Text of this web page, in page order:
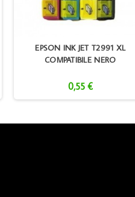
EPSON INK JET T2991 XL
COMPATIBILE NERO
0,55 €